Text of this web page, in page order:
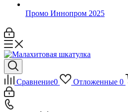
Промо Иннопром 2025
Сравнение0 Отложенные 0